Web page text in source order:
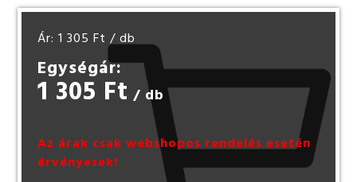
Ár: 1 305 Ft / db
Egységár:
1 305 Ft / db
Az árak csak webshopos rendelés esetén
érvényesek!